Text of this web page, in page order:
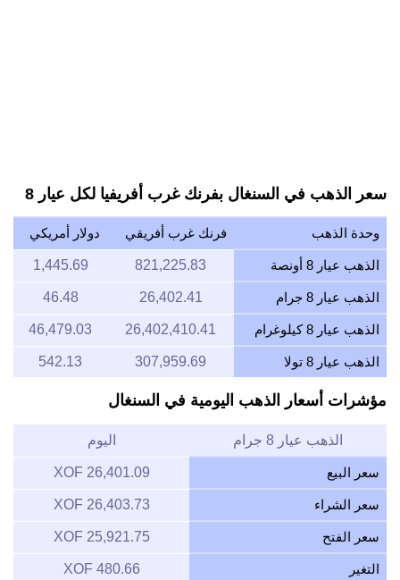
سعر الذهب في السنغال بفرنك غرب أفريفيا لكل عيار 8
وحدة الذهب فرنك غرب أفريقي دولار أمريكي
الذهب عيار 8 أونصة 821,225.83
1,445.69
الذهب عيار 8 جرام 26,402.41
46.48
الذهب عيار 8 كيلوغرام 26,402,410.41
46,479.03
الذهب عيار 8 تولا 307,959.69
542.13
مؤشرات أسعار الذهب اليومية في السنغال
الذهب عيار 8 جرام اليوم
سعر البيع 26,401.09 XOF
سعر الشراء 26,403.73 XOF
سعر الفتح 25,921.75 XOF
التغير 480.66 XOF